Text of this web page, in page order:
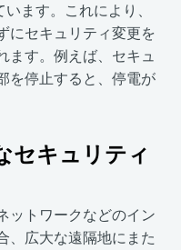
ます。これにより、
にセキュリティ変更を
ます。例えば、セキュ
を停止すると、停電が
セキュリティ
ットワークなどのイン
、広大な遠隔地にまた